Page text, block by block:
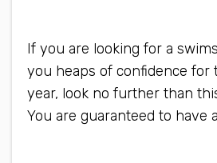
If you are looking for a
you heaps of confidence for
year, look no further than
You are guaranteed to have